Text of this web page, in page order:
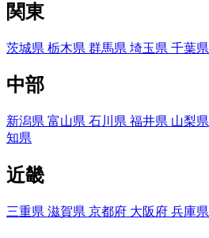
関東
茨城県 栃木県 群馬県 埼玉県 千葉県
中部
新潟県 富山県 石川県 福井県 山梨県
知県
近畿
三重県 滋賀県 京都府 大阪府 兵庫県